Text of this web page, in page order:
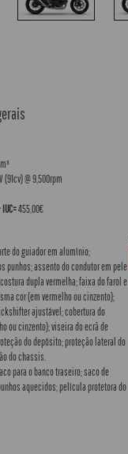
(91cv) @ 9,500rpm
455,00€
do guiador em alumínio;
punhos; assento do condutor em pele
dupla vermelha; faixa do farol e
cor (em vermelho ou cinzento);
ajustável; cobertura do
ou cinzento); viseira do ecrã de
do depósito; proteção lateral do
do chassis.
para o banco traseiro; saco de
aquecidos; película protetora do